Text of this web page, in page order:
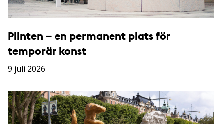
Plinten – en permanent plats för
temporär konst
9 juli 2026